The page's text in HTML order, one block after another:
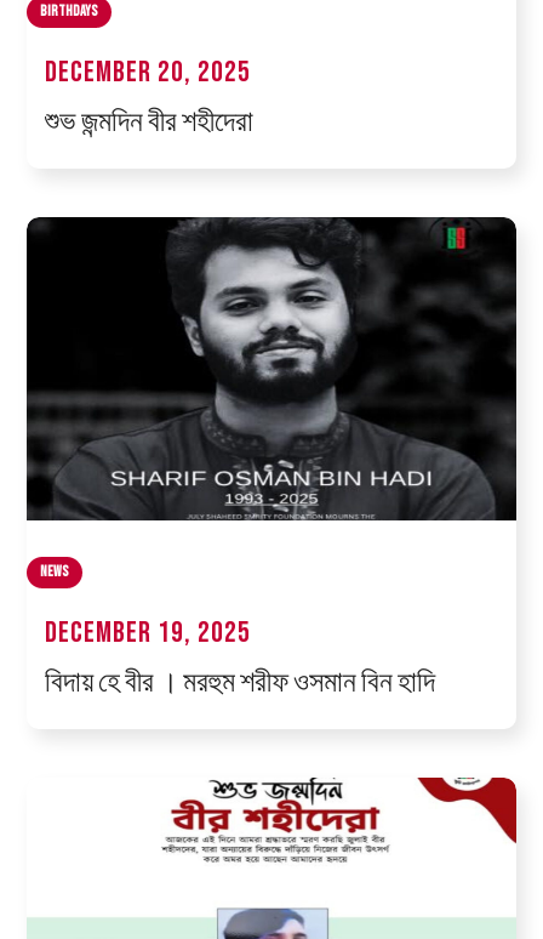
Birthdays
December 20, 2025
শুভ জন্মদিন বীর শহীদেরা
News
December 19, 2025
বিদায় হে বীর । মরহুম শরীফ ওসমান বিন হাদি